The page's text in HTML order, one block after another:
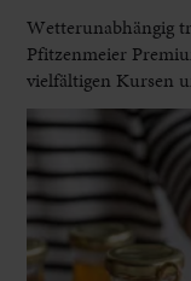
Wetterunabhängig
Pfitzenmeier
vielfältigen Kursen